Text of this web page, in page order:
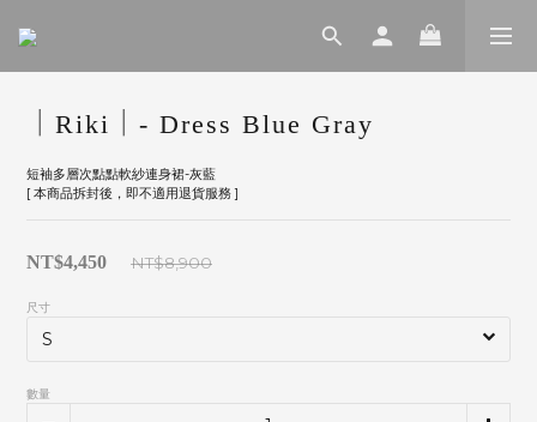
｜Riki｜- Dress Blue Gray
短袖多層次點點軟紗連身裙-灰藍
[ 本商品拆封後，即不適用退貨服務 ]
NT$4,450 NT$8,900
尺寸
數量